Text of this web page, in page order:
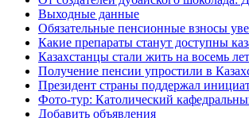
Выходные данные
Обязательные пенсионные взносы
Какие препараты станут доступны
Казахстанцы стали жить на восемь
Получение пенсии упростили в
Президент страны поддержал
Фото-тур: Католический
Добавить объявления